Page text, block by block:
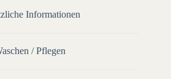
Informationen
/ Pflegen